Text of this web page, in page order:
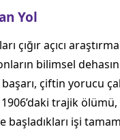
Yol
çığır açıcı
bilimsel
çiftin yorucu
trajik
başladıkları işi